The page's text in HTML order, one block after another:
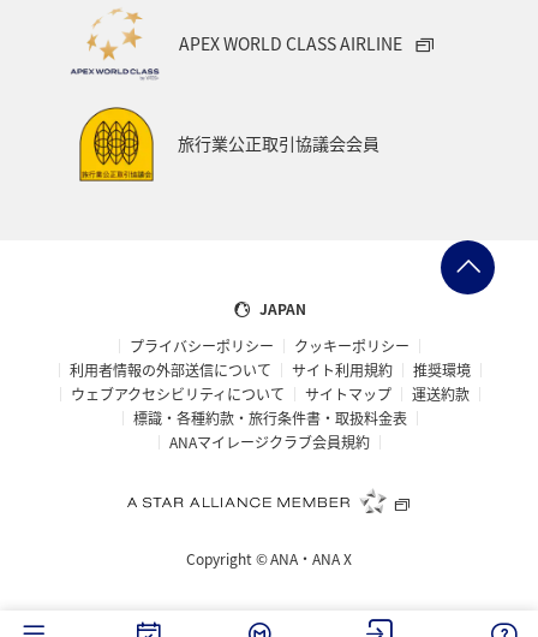
APEX WORLD CLASS AIRLINE
旅行業公正取引協議会会員
JAPAN
プライバシーポリシー
クッキーポリシー
利用者情報の外部送信について
サイト利用規約
推奨環境
ウェブアクセシビリティについて
サイトマップ
運送約款
標識・各種約款・旅行条件書・取扱料金表
ANAマイレージクラブ会員規約
Copyright ©ANA・ANA X